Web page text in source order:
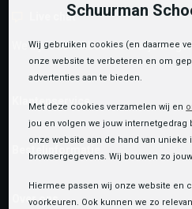
Live chat
We zijn beschikbaar voor al je
Klantenservice
Over ons
Schuurman
Wij gebruiken cookies (en daarmee
onze website te verbeteren en om
advertenties aan te bieden.
Met deze cookies verzamelen wij en
jou en volgen we jouw
onze website aan de hand van unieke
browsergegevens. Wij bouwen zo
Hiermee passen wij onze website en
voorkeuren. Ook kunnen we zo